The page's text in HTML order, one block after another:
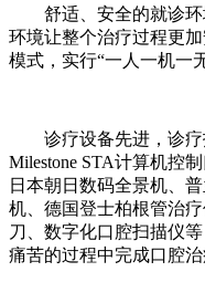
舒适、安全的就诊环
环境让整个治疗过程更
模式，实行“一人一机一
诊疗设备先进，诊疗
Milestone STA计算机控
日本朝日数码全景机、
机、德国登士柏根管治
刀、数字化口腔扫描仪
痛苦的过程中完成口腔治